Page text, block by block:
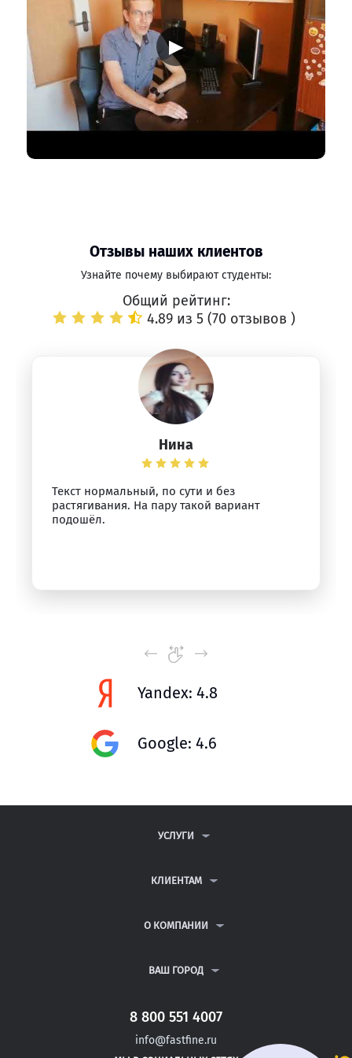
▶
Отзывы наших клиентов
Узнайте почему выбирают студенты:
Общий рейтинг:
4.89 из 5 (70 отзывов )
Нина
Текст нормальный, по сути и без
растягивания. На пару такой вариант
подошёл.
Yandex: 4.8
Google: 4.6
УСЛУГИ
ДИПЛОМНЫЕ РАБОТЫ
РЕФЕРАТЫ
КЛИЕНТАМ
ВОПРОСЫ И ОТВЕТЫ
ПОЛИТИКА КОНФИДЕНЦИАЛЬНОСТИ
О КОМПАНИИ
КОНТАКТЫ
ВАШ ГОРОД
САНКТ-ПЕТЕРБУРГ
ДУШАНБЕ
ГОЛИЦЫНО
8 800 551 4007
info@fastfine.ru